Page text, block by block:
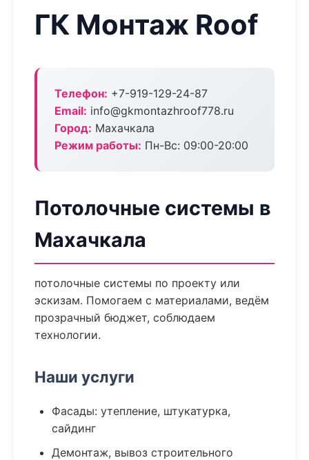
ГК Монтаж Roof
Телефон: +7-919-129-24-87
Email: info@gkmontazhroof778.ru
Город: Махачкала
Режим работы: Пн-Вс: 09:00-20:00
Потолочные системы в
Махачкала
потолочные системы по проекту или
эскизам. Помогаем с материалами, ведём
прозрачный бюджет, соблюдаем
технологии.
Наши услуги
Фасады: утепление, штукатурка,
сайдинг
Демонтаж, вывоз строительного